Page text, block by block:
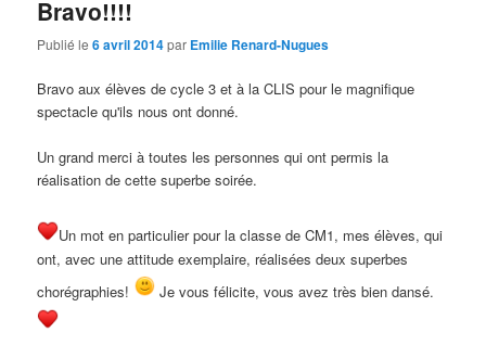
Bravo!!!!
Publié le6 avril 2014par Emilie Renard-Nugues
Bravo aux élèves de cycle 3 et à la CLIS pour le magnifique
spectacle qu'ils nous ont donné.
Un grand merci à toutes les personnes qui ont permis la
réalisation de cette superbe soirée.
Un mot en particulier pour la classe de CM1, mes élèves, qui
ont, avec une attitude exemplaire, réalisées deux superbes
chorégraphies!
Je vous félicite, vous avez très bien dansé.